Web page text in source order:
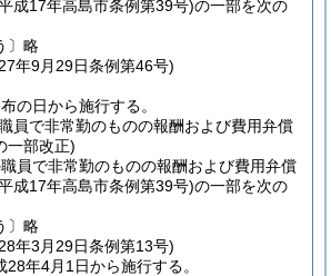
成17年高島市条例第39号)の一部を次の
〕略
年9月29日条例第46号)
の日から施行する。
員で非常勤のものの報酬および費用弁償
一部改正)
員で非常勤のものの報酬および費用弁償
成17年高島市条例第39号)の一部を次の
〕略
年3月29日条例第13号)
28年4月1日から施行する。